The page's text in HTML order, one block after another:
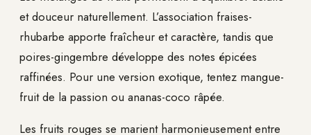
et douceur naturellement. L’association fraises-
rhubarbe apporte fraîcheur et caractère, tandis que
poires-gingembre développe des notes épicées
raffinées. Pour une version exotique, tentez mangue-
fruit de la passion ou ananas-coco râpée.
Les fruits rouges se marient harmonieusement entre